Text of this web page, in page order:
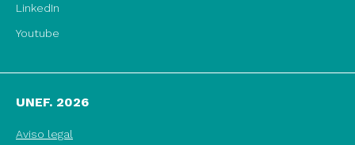
LinkedIn
Youtube
UNEF. 2026
Aviso legal